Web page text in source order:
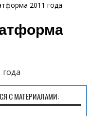
2011 года
С МАТЕРИАЛАМИ: